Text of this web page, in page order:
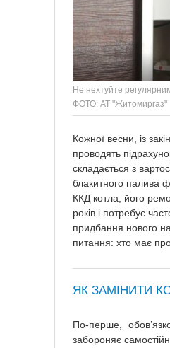
Не нехтуйте
ФОТО: АТ "Житомиргаз"
Кожної весни, із
проводять
складається з
блакитного палива
ККД котла, його
років і потребує
придбання нового
питання: хто має
ЯК ЗАМІНИТИ
По-перше,
забороняє